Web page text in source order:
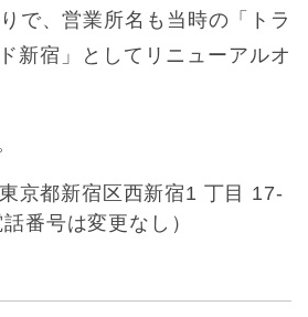
で、営業所名も当時の「トラ
新宿」としてリニューアルオ
京都新宿区西新宿1 丁目 17-
番号は変更なし）